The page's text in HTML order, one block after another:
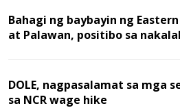
Bahagi ng baybayin ng
at Palawan, positibo sa
DOLE, nagpasalamat sa mga
sa NCR wage hike